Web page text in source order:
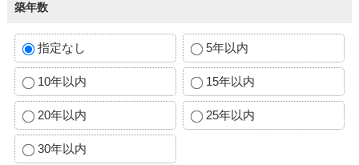
築年数
指定なし 5年以内
10年以内 15年以内
20年以内 25年以内
30年以内